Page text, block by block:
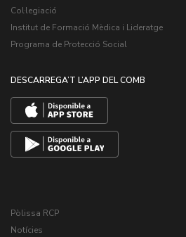
Col·legiació
Institut de Formació Mèdica i Lideratge
Programa de Protecció Social
DESCARREGA’T L’APP DEL COMB
Pòlissa RCP
Notícies